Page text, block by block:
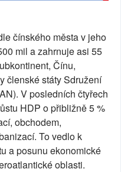
čínského města v jeho
mil a zahrnuje asi 55
Čínu,
členské státy Sdružení
V posledních čtyřech
HDP o přibližně 5 %
obchodem,
To vedlo k
a posunu ekonomické
oblasti.